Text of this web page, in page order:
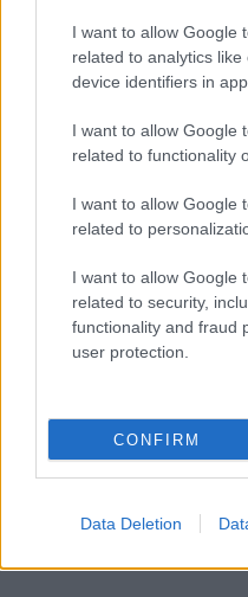
I want to allow Google
related to analytics
device identifiers in
I want to allow Google
related to functionality
I want to allow Google
related to
I want to allow Google
related to security,
functionality and fraud
user protection.
CONFIRM
Data Deletion
El' Fogadó
16 éve
@fernetstock: Ettől
16 éve
: pontosan!
Dezső bácsi
16 éve
16 éve
"csak a Blackhawks"